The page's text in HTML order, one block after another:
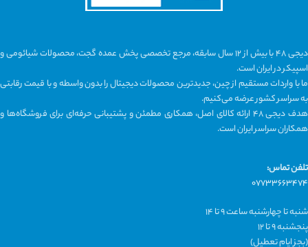
دیجی ۴۸ با بیش از ۱۲ سال سابقه، مرجع تخصصی پخش عمده گجت، محصولات شیائومی و
اسپیکر در ایران است.
ما با واردات مستقیم از چین، جدیدترین محصولات دیجیتال را بدون واسطه و با قیمت رقابتی
به سراسر کشور عرضه می‌کنیم.
هدف دیجی ۴۸ ارائه کالای اصل، همکاری مطمئن و پشتیبانی حرفه‌ای برای فروشگاه‌ها و
همکاران سراسر ایران است.
تلفن تماس:
۰۷۷۳۳۶۶۳۴۷۴
شنبه تا چهارشنبه ساعت ۹ تا ۱۴
پنجشنبه ۹ تا ۱۲
(بجز ایام تعطیل)